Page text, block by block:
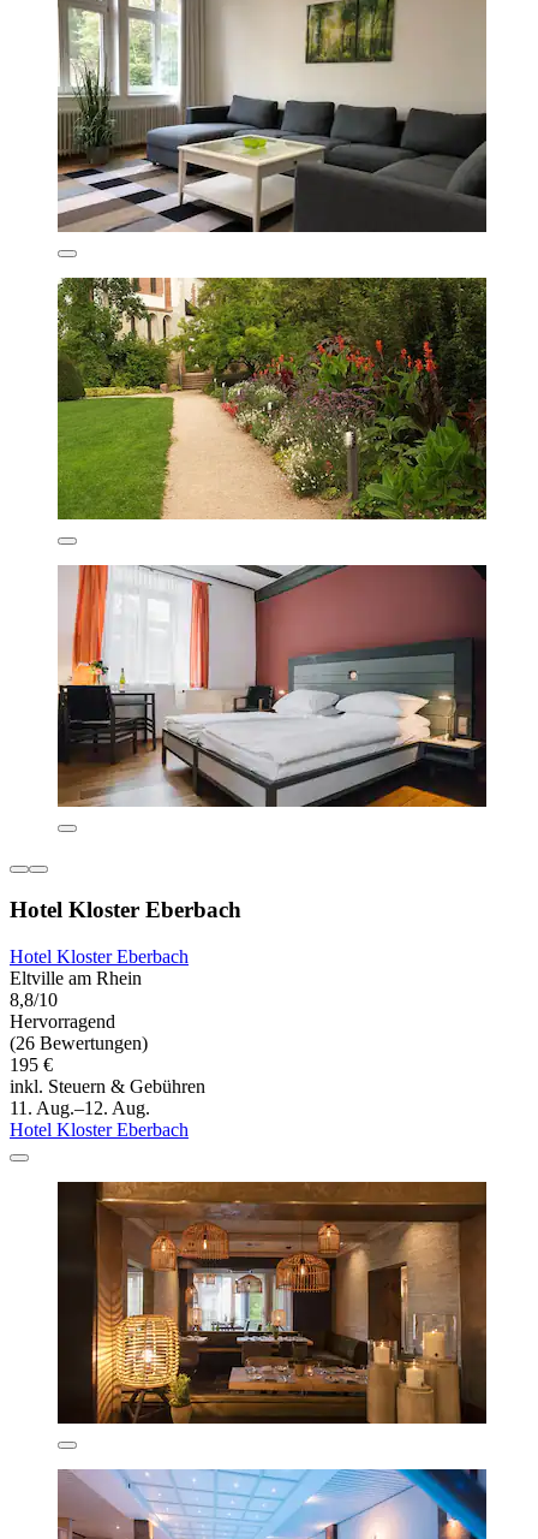
Hotel Kloster Eberbach
Hotel Kloster Eberbach
Eltville am Rhein
8,8/10
Hervorragend
(26 Bewertungen)
195 €
inkl. Steuern & Gebühren
11. Aug.–12. Aug.
Hotel Kloster Eberbach